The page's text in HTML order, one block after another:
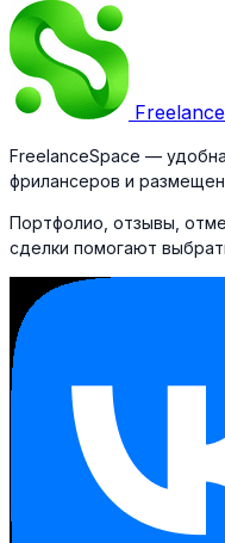
Freelance
FreelanceSpace —
фрилансеров и
Портфолио, отзывы,
сделки помогают